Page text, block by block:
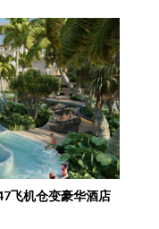
飞机仓变豪华酒店